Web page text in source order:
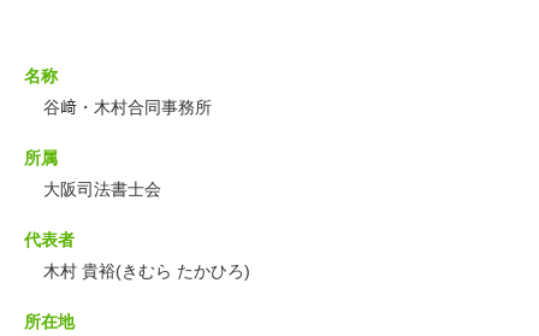
名称
谷﨑・木村合同事務所
所属
大阪司法書士会
代表者
木村 貴裕(きむら たかひろ)
所在地